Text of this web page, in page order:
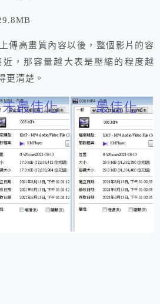
傳高畫質內容以後，整個影片的容
，那容量越大表是壓縮的程度越
更清楚。